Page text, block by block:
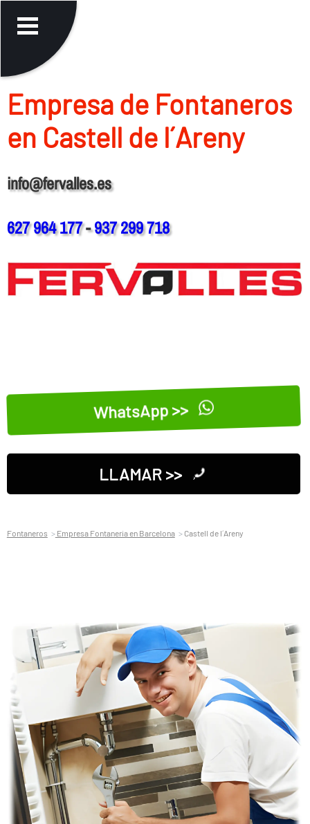
Empresa de Fontaneros
en Castell de l´Areny
info@fervalles.es
627 964 177-937 299 718
WhatsApp >>
LLAMAR >>
Fontaneros Empresa Fontaneria en Barcelona Castell de l´Areny